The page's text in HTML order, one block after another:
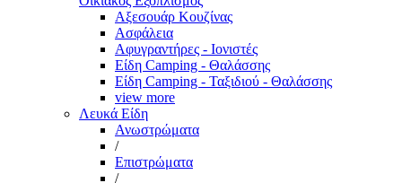
Αξεσουάρ Κουζίνας
Ασφάλεια
Αφυγραντήρες - Ιονιστές
Είδη Camping - Θαλάσσης
Είδη Camping - Ταξιδιού - Θαλάσσης
view more
Λευκά Είδη
Ανωστρώματα
/
Επιστρώματα
/